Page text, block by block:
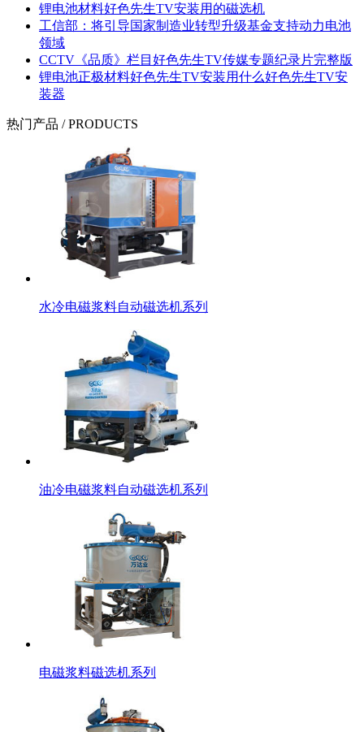
锂电池材料好色先生TV安装用的磁选机
工信部：将引导国家制造业转型升级基金支持动力电池
领域
CCTV《品质》栏目好色先生TV传媒专题纪录片完整版
锂电池正极材料好色先生TV安装用什么好色先生TV安
装器
热门产品 / PRODUCTS
水冷电磁浆料自动磁选机系列
油冷电磁浆料自动磁选机系列
电磁浆料磁选机系列